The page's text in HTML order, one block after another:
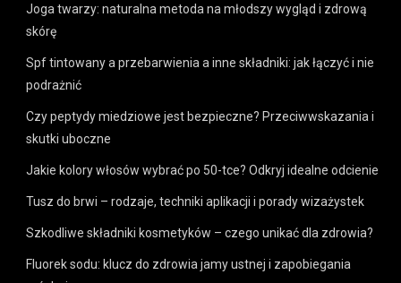
Joga twarzy: naturalna metoda na młodszy wygląd i zdrową
skórę
Spf tintowany a przebarwienia a inne składniki: jak łączyć i nie
podrażnić
Czy peptydy miedziowe jest bezpieczne? Przeciwwskazania i
skutki uboczne
Jakie kolory włosów wybrać po 50-tce? Odkryj idealne odcienie
Tusz do brwi – rodzaje, techniki aplikacji i porady wizażystek
Szkodliwe składniki kosmetyków – czego unikać dla zdrowia?
Fluorek sodu: klucz do zdrowia jamy ustnej i zapobiegania